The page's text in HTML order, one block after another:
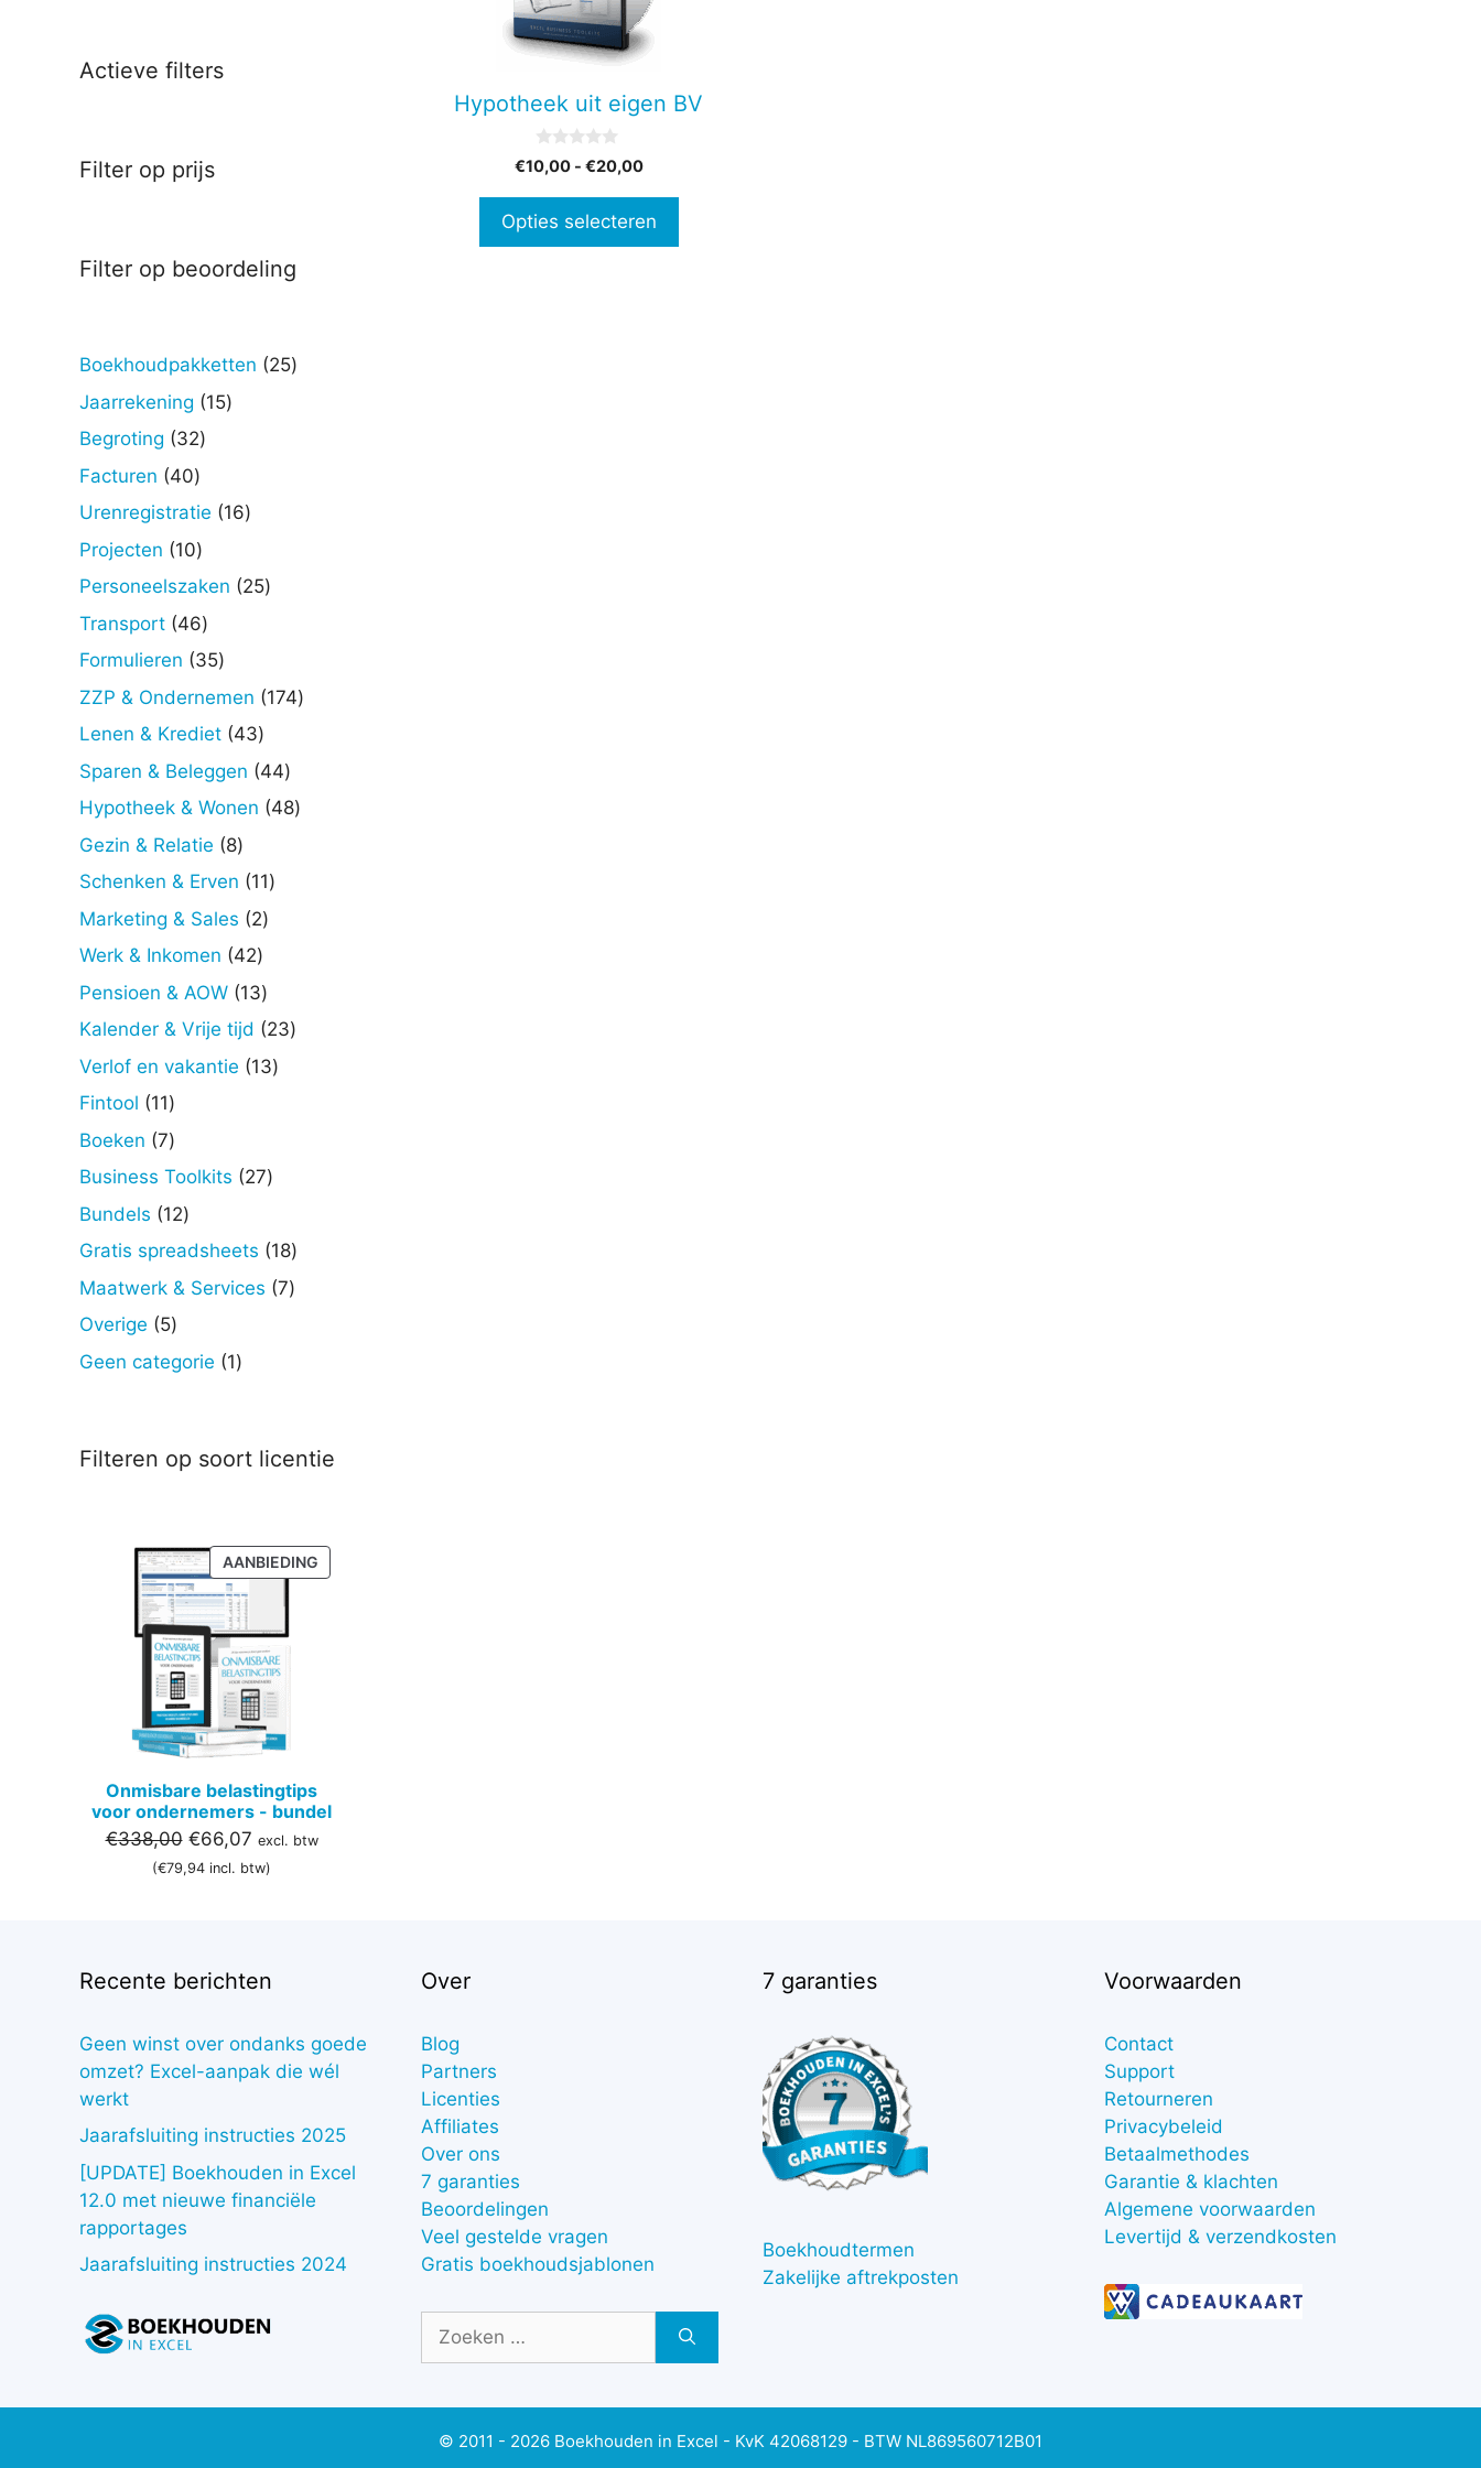
Hypotheek uit eigen BV
0
v
5
€10,00 - €20,00Prijsklasse:
€20,00
Opties selecteren
worden
productpagina
Actieve filters
Filter op prijs
Filter op beoordeling
Boekhoudpakketten 2525
Jaarrekening 1515
Begroting 3232
Facturen 4040
producten
Urenregistratie 1616
Projecten 1010
producten
Personeelszaken 2525
Transport 4646
producten
Formulieren 3535
producten
ZZP & Ondernemen 174174
Lenen & Krediet 4343
producten
Sparen & Beleggen 4444
producten
Hypotheek & Wonen 4848
Gezin & Relatie 88
producten
Schenken & Erven 1111
Marketing & Sales 22
Werk & Inkomen 4242
producten
Pensioen & AOW 1313
producten
Kalender & Vrije tijd 2323
Verlof en vakantie 1313
Fintool 1111
producten
Boeken 77
producten
Business Toolkits 2727
Bundels 1212
producten
Gratis spreadsheets 1818
producten
Maatwerk & Services 77
Overige 55
producten
Geen categorie 11
Filteren op soort licentie
AANBIEDINGPRODUCT
IN
Onmisbare belastingtips
voor ondernemers - bundel
€338,00 Oorspronkelijke
prijs
€66,07Huidige
prijs
excl. btw
(€79,94 incl. btw)
Recente berichten
Geen winst over ondanks goede
omzet? Excel-aanpak die wél
werkt
Jaarafsluiting instructies 2025
[UPDATE] Boekhouden in Excel
12.0 met nieuwe financiële
rapportages
Jaarafsluiting instructies 2024
Over
Blog
Partners
Licenties
Affiliates
Over ons
7 garanties
Beoordelingen
Veel gestelde vragen
Gratis boekhoudsjablonen
naar:
7 garanties
Boekhoudtermen
Zakelijke aftrekposten
Voorwaarden
Contact
Support
Retourneren
Privacybeleid
Betaalmethodes
Garantie & klachten
Algemene voorwaarden
Levertijd & verzendkosten
© 2011 - 2026 Boekhouden in Excel - KvK 42068129 - BTW NL869560712B01